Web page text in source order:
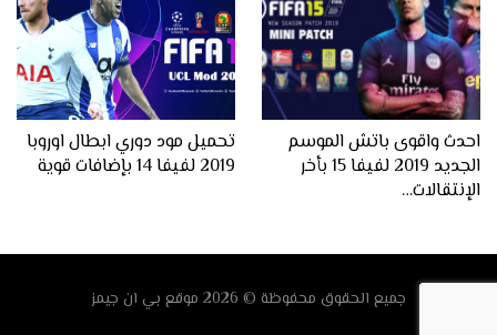
احدث واقوى باتش الموسم
الجديد 2019 لفيفا 15 بأخر
الإنتقالات…
تحميل مود دوري ابطال اوروبا
2019 لفيفا 14 بإضافات قوية
جميع الحقوق محفوظة © 2026 موقع بي ان جيمز